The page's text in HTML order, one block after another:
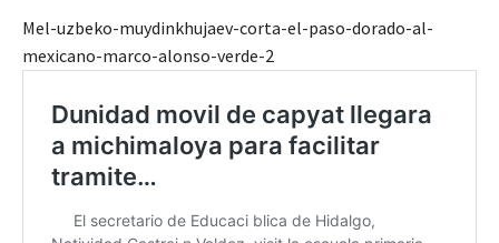
Mel-uzbeko-muydinkhujaev-corta-el-paso-dorado-al-
mexicano-marco-alonso-verde-2